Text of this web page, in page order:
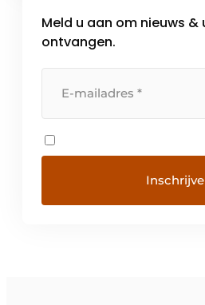
Meld u aan om nieuws
ontvangen.